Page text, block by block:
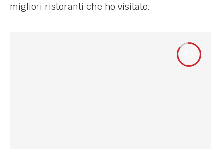
migliori ristoranti che ho visitato.